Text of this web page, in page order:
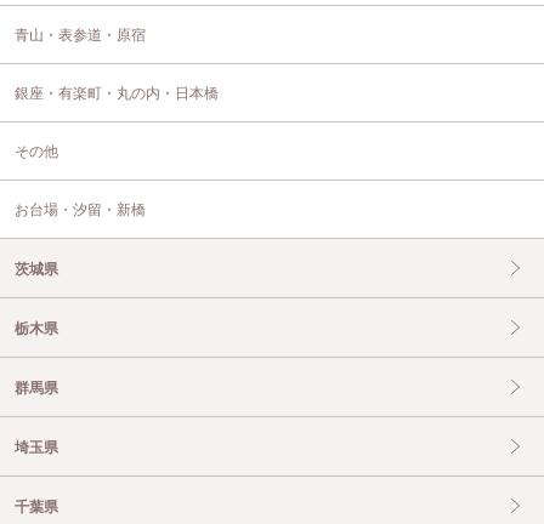
青山・表参道・原宿
銀座・有楽町・丸の内・日本橋
その他
お台場・汐留・新橋
茨城県
栃木県
群馬県
埼玉県
千葉県